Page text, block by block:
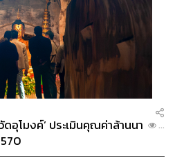
ดอุโมงค์’ ประเมินคุณค่าล้านนา
...